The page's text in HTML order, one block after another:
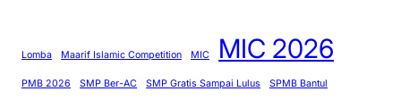
Lomba Maarif Islamic Competition MIC MIC 2026
PMB 2026 SMP Ber-AC SMP Gratis Sampai Lulus
SPMB Bantul